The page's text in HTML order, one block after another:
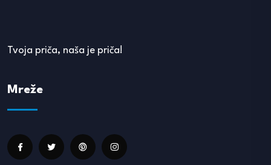
Tvoja priča, naša je priča!
Mreže